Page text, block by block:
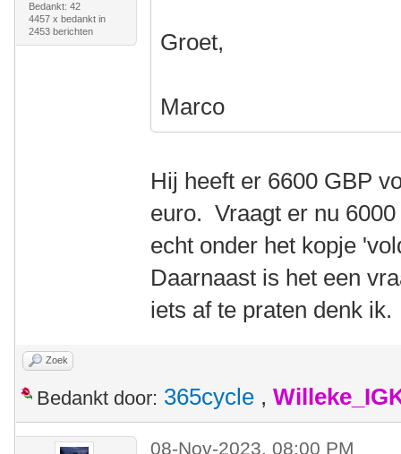
Bedankt: 42
4457 x bedankt in
2453 berichten
Groet,
Marco
Hij heeft er 6600 GBP
euro. Vraagt er nu
echt onder het kopje
Daarnaast is het een
iets af te praten denk ik.
Zoek
Bedankt door: 365cycle ,
08-Nov-2023, 08:00 PM